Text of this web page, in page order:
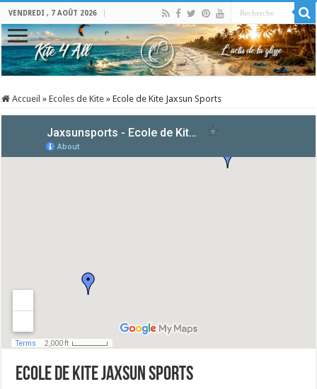
VENDREDI , 7 AOÛT 2026
Accueil » Ecoles de Kite » Ecole de Kite Jaxsun Sports
Ecole de Kite Jaxsun Sports